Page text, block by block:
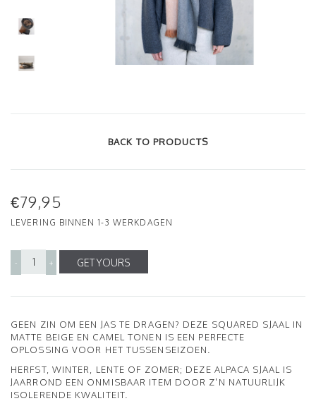
BACK TO PRODUCTS
€79,95
LEVERING BINNEN 1-3 WERKDAGEN
- + GET YOURS
GEEN ZIN OM EEN JAS TE DRAGEN? DEZE SQUARED SJAAL IN
MATTE BEIGE EN CAMEL TONEN IS EEN PERFECTE
OPLOSSING VOOR HET TUSSENSEIZOEN.
HERFST, WINTER, LENTE OF ZOMER; DEZE ALPACA SJAAL IS
JAARROND EEN ONMISBAAR ITEM DOOR Z'N NATUURLIJK
ISOLERENDE KWALITEIT.